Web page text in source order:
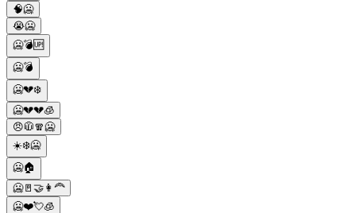
🧠🥶
😭🥶
🥶💣🆙
🥶💣
🥶💔❄️
🥶💔💔🧊
😠🧥🧣🥶
☀️❄️🥶
🥶🏠
🥶🚪🤝👩‍🦰
🥶❤️💘🧊